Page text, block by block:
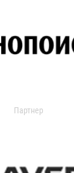
Партнер